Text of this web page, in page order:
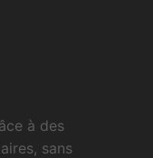
à des
sans